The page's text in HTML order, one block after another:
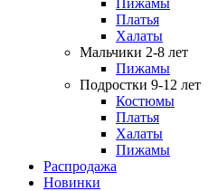
Пижамы
Платья
Халаты
Мальчики 2-8 лет
Пижамы
Подростки 9-12 лет
Костюмы
Платья
Халаты
Пижамы
Распродажа
Новинки